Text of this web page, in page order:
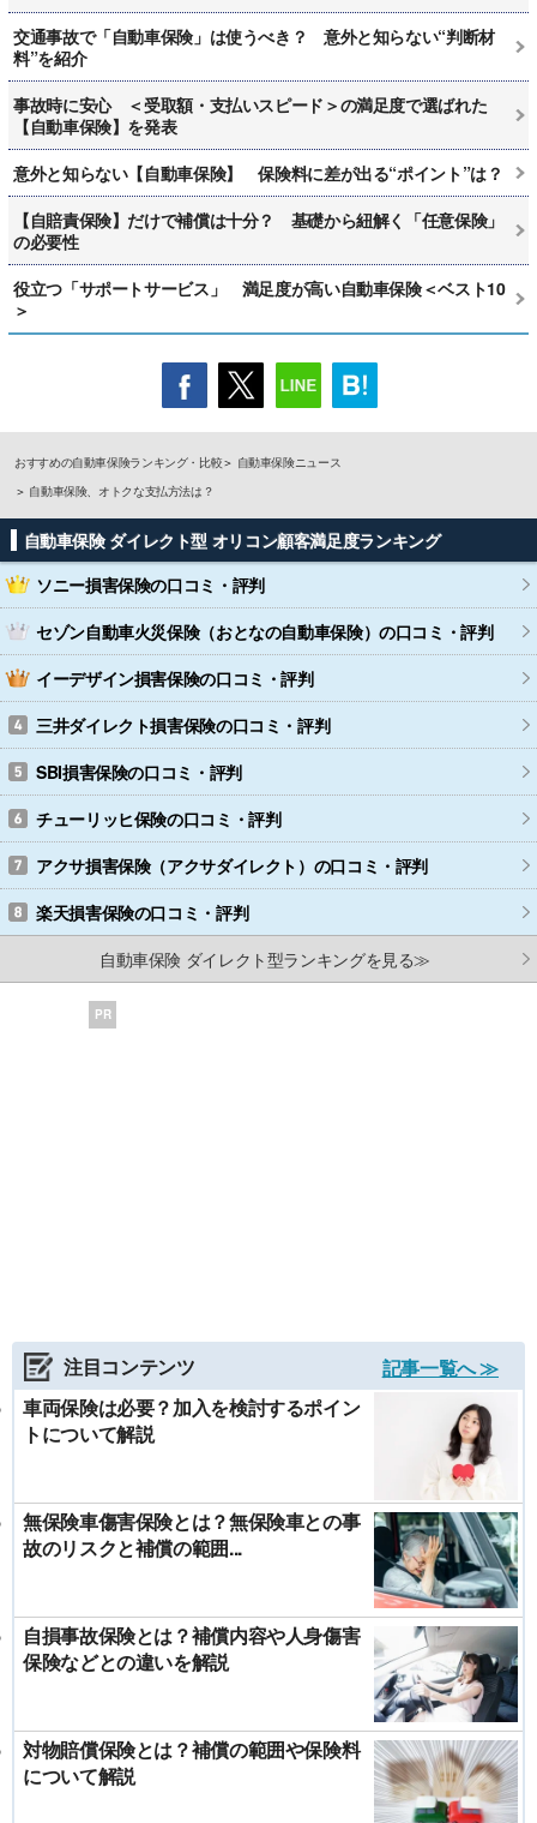
交通事故で「自動車保険」は使うべき？ 意外と知らない“判断材
料”を紹介
事故時に安心 ＜受取額・支払いスピード＞の満足度で選ばれた
【自動車保険】を発表
意外と知らない【自動車保険】 保険料に差が出る“ポイント”は？
【自賠責保険】だけで補償は十分？ 基礎から紐解く「任意保険」
の必要性
役立つ「サポートサービス」 満足度が高い自動車保険＜ベスト10
＞
おすすめの自動車保険ランキング・比較
自動車保険ニュース
自動車保険、オトクな支払方法は？
自動車保険 ダイレクト型 オリコン顧客満足度ランキング
ソニー損害保険の口コミ・評判
セゾン自動車火災保険（おとなの自動車保険）の口コミ・評判
イーデザイン損害保険の口コミ・評判
三井ダイレクト損害保険の口コミ・評判
SBI損害保険の口コミ・評判
チューリッヒ保険の口コミ・評判
アクサ損害保険（アクサダイレクト） の口コミ・評判
楽天損害保険の口コミ・評判
自動車保険 ダイレクト型ランキングを見る≫
PR
注目コンテンツ
記事一覧へ ≫
車両保険は必要？加入を検討するポイン
トについて解説
無保険車傷害保険とは？無保険車との事
故のリスクと補償の範囲...
自損事故保険とは？補償内容や人身傷害
保険などとの違いを解説
対物賠償保険とは？補償の範囲や保険料
について解説